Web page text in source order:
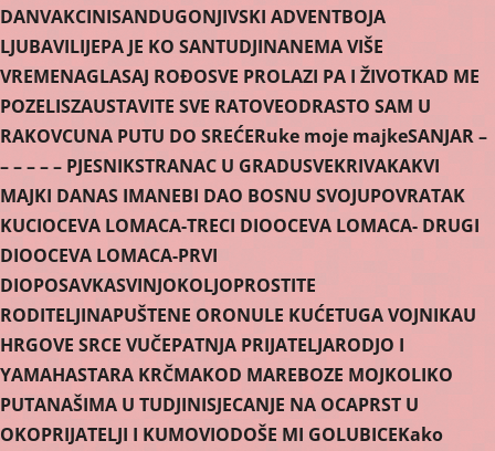
DANVAKCINISANDUGONJIVSKI ADVENTBOJA
LJUBAVILIJEPA JE KO SANTUDJINANEMA VIŠE
VREMENAGLASAJ ROĐOSVE PROLAZI PA I ŽIVOTKAD ME
POZELISZAUSTAVITE SVE RATOVEODRASTO SAM U
RAKOVCUNA PUTU DO SREĆERuke moje majkeSANJAR –
– – – – – PJESNIKSTRANAC U GRADUSVEKRIVAKAKVI
MAJKI DANAS IMANEBI DAO BOSNU SVOJUPOVRATAK
KUCIOCEVA LOMACA-TRECI DIOOCEVA LOMACA- DRUGI
DIOOCEVA LOMACA-PRVI
DIOPOSAVKASVINJOKOLJOPROSTITE
RODITELJINAPUŠTENE ORONULE KUĆETUGA VOJNIKAU
HRGOVE SRCE VUČEPATNJA PRIJATELJARODJO I
YAMAHASTARA KRČMAKOD MAREBOZE MOJKOLIKO
PUTANAŠIMA U TUDJINISJECANJE NA OCAPRST U
OKOPRIJATELJI I KUMOVIODOŠE MI GOLUBICEKako